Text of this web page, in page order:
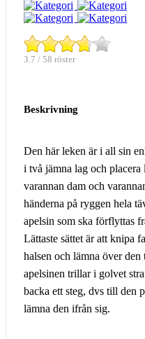
3.7 / 58 röster
Beskrivning
Den här leken är i all sin
i två jämna lag och placera
varannan dam och
händerna på ryggen hela
apelsin som ska förflyttas
Lättaste sättet är att knipa
halsen och lämna över
apelsinen trillar i golvet
backa ett steg, dvs till den
lämna den ifrån sig.